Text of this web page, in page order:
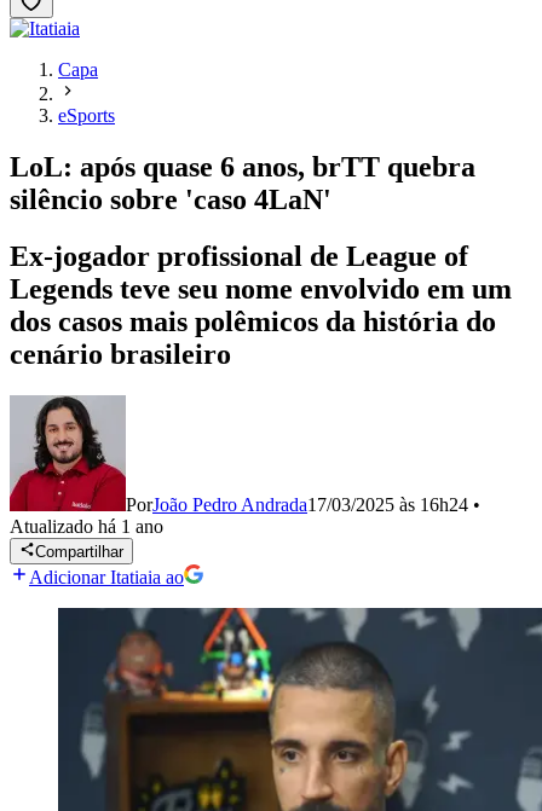
Capa
eSports
LoL: após quase 6 anos, brTT quebra
silêncio sobre 'caso 4LaN'
Ex-jogador profissional de League of
Legends teve seu nome envolvido em um
dos casos mais polêmicos da história do
cenário brasileiro
PorJoão Pedro Andrada17/03/2025 às 16h24 •
Atualizado há 1 ano
Compartilhar
Adicionar Itatiaia ao